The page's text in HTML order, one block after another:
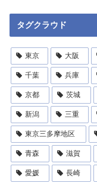
タグクラウド
東京 大阪
千葉 兵庫
京都 茨城
新潟 三重
東京三多摩地区
青森 滋賀
愛媛 長崎